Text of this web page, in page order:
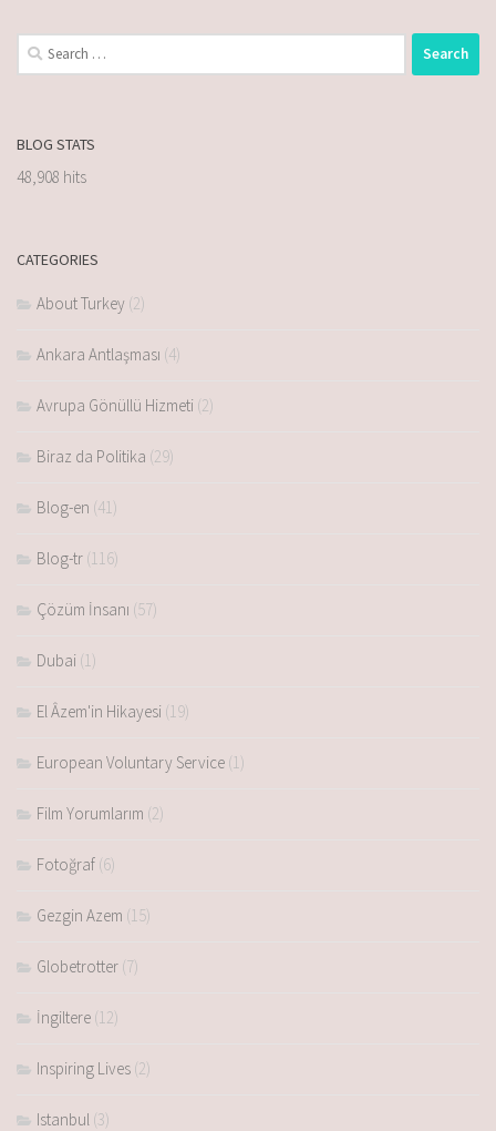
BLOG STATS
48,908 hits
CATEGORIES
About Turkey (2)
Ankara Antlaşması (4)
Avrupa Gönüllü Hizmeti (2)
Biraz da Politika (29)
Blog-en (41)
Blog-tr (116)
Çözüm İnsanı (57)
Dubai (1)
El Âzem'in Hikayesi (19)
European Voluntary Service (1)
Film Yorumlarım (2)
Fotoğraf (6)
Gezgin Azem (15)
Globetrotter (7)
İngiltere (12)
Inspiring Lives (2)
Istanbul (3)